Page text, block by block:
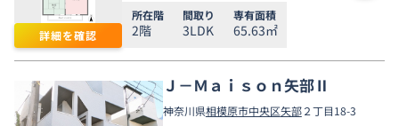
詳細を確認
所在階
2階
間取り
3LDK
専有面積
65.63㎡
Ｊ－Ｍａｉｓｏｎ矢部Ⅱ
神奈川県相模原市中央区矢部２丁目18-3